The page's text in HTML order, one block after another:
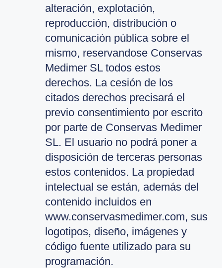
alteración, explotación,
reproducción, distribución o
comunicación pública sobre el
mismo, reservandose Conservas
Medimer SL todos estos
derechos. La cesión de los
citados derechos precisará el
previo consentimiento por escrito
por parte de Conservas Medimer
SL. El usuario no podrá poner a
disposición de terceras personas
estos contenidos. La propiedad
intelectual se están, además del
contenido incluidos en
www.conservasmedimer.com, sus
logotipos, diseño, imágenes y
código fuente utilizado para su
programación.